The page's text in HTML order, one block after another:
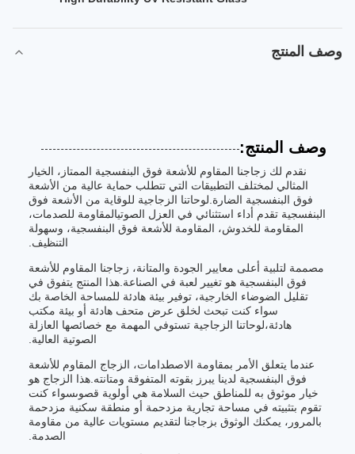
وصف المنتج
وصف المنتج:
نقدم لك زجاجنا المقاوم للأشعة فوق البنفسجية الممتاز، الخيار
المثالي لمختلف التطبيقات التي تتطلب حماية عالية من الأشعة
فوق البنفسجية الضارة.لوحاتنا الزجاجية للوقاية من الأشعة فوق
البنفسجية تقدم أداء استثنائي في العزل الصوتيالمقاومة للصدمات،
المقاومة للخدوش، المقاومة للأشعة فوق البنفسجية، وسهولة
التنظيف.
مصممة لتلبية أعلى معايير الجودة والمتانة، زجاجنا المقاوم للأشعة
فوق البنفسجية هو تغيير لعبة في الصناعة.هذا المنتج يتفوق في
تقليل الضوضاء الخارجية، توفير بيئة هادئة للمساحة الخاصة بك
سواء كنت تبحث لخلق عرض متحف هادئة أو بيئة مكتب
هادئة،لوحاتنا الزجاجية تستوفي المهمة مع خصائصها العازلة
الصوتية العالية.
عندما يتعلق الأمر بمقاومة الاصطدامات، الزجاج المقاوم للأشعة
فوق البنفسجية لدينا يبرز بقوته المتفوقة ومتانته.هذا الزجاج هو
خيار موثوق به للمناطق حيث السلامة هي أولوية قصوىسواء كنت
تقوم بتثبيته في مساحة تجارية مزدحمة أو منطقة سكنية مزدحمة
بالمرور، يمكنك الوثوق بزجاجنا لتقديم مستويات عالية من مقاومة
الصدمة.